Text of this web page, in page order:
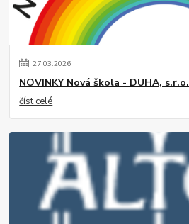
27.03.2026
NOVINKY Nová škola - DUHA, s.r.o.
číst celé